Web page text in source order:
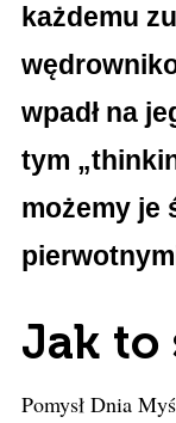
każdemu
wpadł na
tym
możemy je
Jak to
Pomysł Dnia